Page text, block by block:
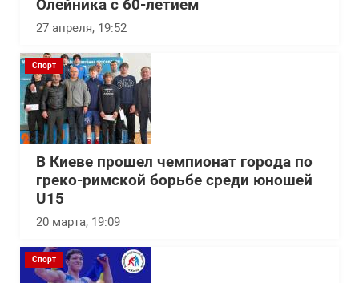
Олейника с 60-летием
27 апреля, 19:52
Спорт
В Киеве прошел чемпионат города по
греко-римской борьбе среди юношей
U15
20 марта, 19:09
Спорт